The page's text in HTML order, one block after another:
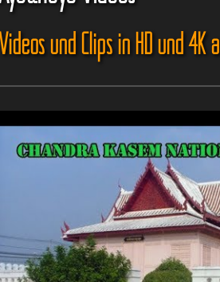
Videos und Clips in HD und 4K